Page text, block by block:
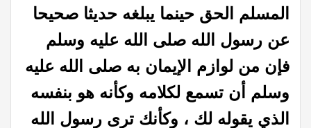
المسلم الحق حينما يبلغه حديثا صحيحا
عن رسول الله صلى الله عليه وسلم
فإن من لوازم الإيمان به صلى الله عليه
وسلم أن تسمع لكلامه وكأنه هو بنفسه
الذي يقوله لك ، وكأنك ترى رسول الله